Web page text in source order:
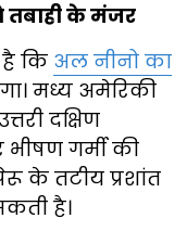
तबाही के मंजर
है कि अल नीनो का
मध्य अमेरिकी
दक्षिण
गर्मी की
के तटीय प्रशांत
है।